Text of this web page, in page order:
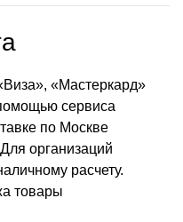
«Мастеркард»
сервиса
по Москве
организаций
расчету.
товары